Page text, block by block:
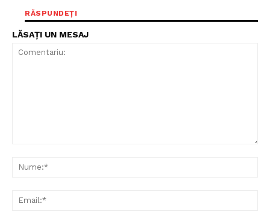
Rețea
Contact
RĂSPUNDEȚI
LĂSAȚI UN MESAJ